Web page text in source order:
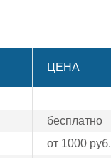
ЦЕНА
бесплатно
от 1000 руб.